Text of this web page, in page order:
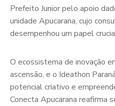
Prefeito Junior pelo apoio
unidade Apucarana, cujo
desempenhou um papel
O ecossistema de inovação
ascensão, e o Ideathon
potencial criativo e
Conecta Apucarana reafirma